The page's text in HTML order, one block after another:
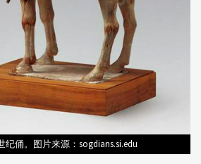
俑。图片来源：sogdians.si.edu